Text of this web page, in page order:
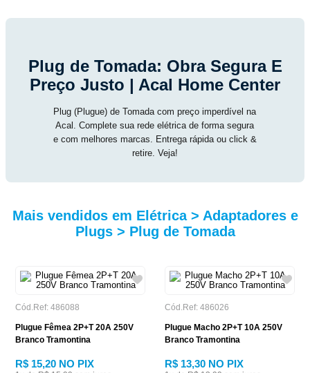
Plug de Tomada: Obra Segura E
Preço Justo | Acal Home Center
Plug (Plugue) de Tomada com preço imperdível na
Acal. Complete sua rede elétrica de forma segura
e com melhores marcas. Entrega rápida ou click &
retire. Veja!
Mais vendidos em Elétrica > Adaptadores e
Plugs > Plug de Tomada
Cód.Ref: 486088
Plugue Fêmea 2P+T 20A 250V
Branco Tramontina
R$ 15,20 NO PIX
Cód.Ref: 486026
Plugue Macho 2P+T 10A 250V
Branco Tramontina
R$ 13,30 NO PIX